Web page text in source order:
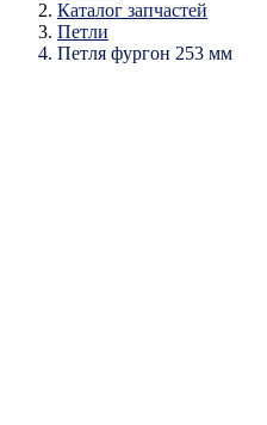
Каталог запчастей
Петли
Петля фургон 253 мм